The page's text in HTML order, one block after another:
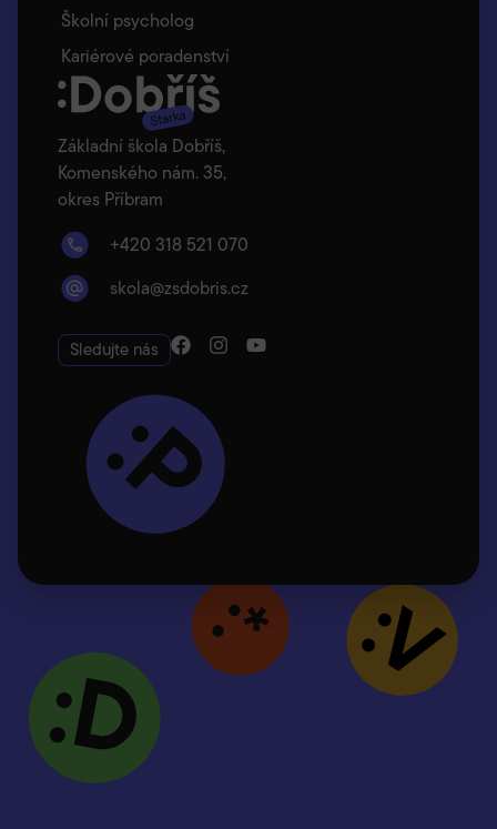
Základní škola Dobříš,
Komenského nám. 35,
okres Příbram
+420 318 521 070
skola@zsdobris.cz
Sledujte nás
Školní psycholog
Kariérové poradenství